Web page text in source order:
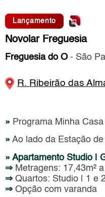
Lançamento
Novolar Freguesia
Freguesia do Ó - São
R. Ribeirão das
» Programa Minha
» Ao lado da Estação de
» Apartamento Studio |
⇒ Metragens: 17,43m²
⇒ Quartos: Studio | 1 e
⇒ Opção com varanda